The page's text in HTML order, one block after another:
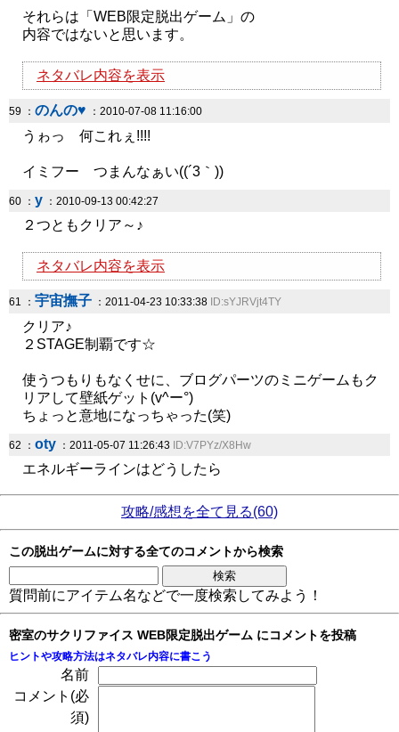
それらは「WEB限定脱出ゲーム」の
内容ではないと思います。
ネタバレ内容を表示
59 ： のんの♥ ：2010-07-08 11:16:00
うゎっ 何これぇ!!!!
イミフー つまんなぁい((´3｀))
60 ： y ：2010-09-13 00:42:27
２つともクリア～♪
ネタバレ内容を表示
61 ： 宇宙撫子 ：2011-04-23 10:33:38 ID:sYJRVjt4TY
クリア♪
２STAGE制覇です☆
使うつもりもなくせに、ブログパーツのミニゲームもク
リアして壁紙ゲット(v^ー°)
ちょっと意地になっちゃった(笑)
62 ： oty ：2011-05-07 11:26:43 ID:V7PYz/X8Hw
エネルギーラインはどうしたら
攻略/感想を全て見る(60)
この脱出ゲームに対する全てのコメントから検索
質問前にアイテム名などで一度検索してみよう！
密室のサクリファイス WEB限定脱出ゲーム にコメントを投稿
ヒントや攻略方法はネタバレ内容に書こう
名前
コメント(必
須)